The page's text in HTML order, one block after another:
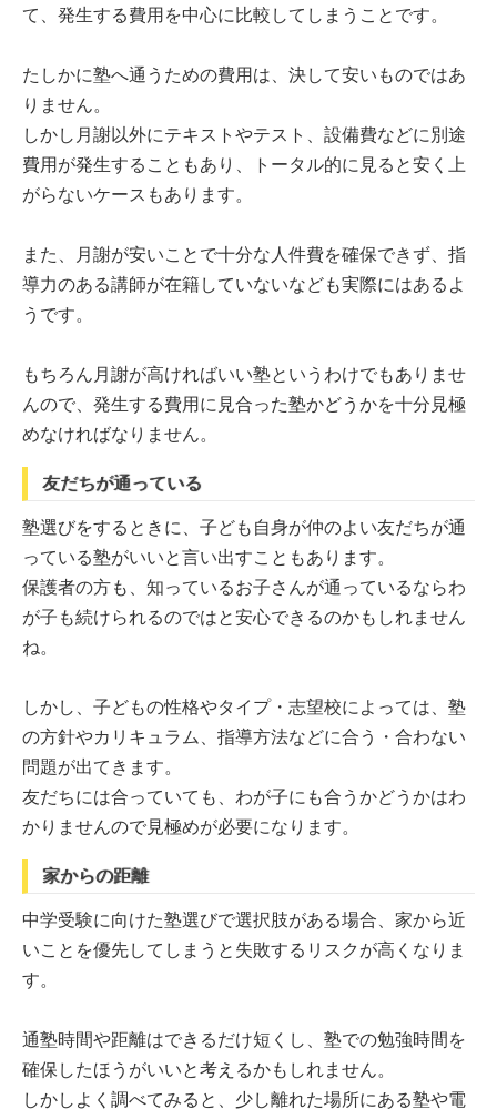
て、発生する費用を中心に比較してしまうことです。
たしかに塾へ通うための費用は、決して安いものではあ
りません。
しかし月謝以外にテキストやテスト、設備費などに別途
費用が発生することもあり、トータル的に見ると安く上
がらないケースもあります。
また、月謝が安いことで十分な人件費を確保できず、指
導力のある講師が在籍していないなども実際にはあるよ
うです。
もちろん月謝が高ければいい塾というわけでもありませ
んので、発生する費用に見合った塾かどうかを十分見極
めなければなりません。
友だちが通っている
塾選びをするときに、子ども自身が仲のよい友だちが通
っている塾がいいと言い出すこともあります。
保護者の方も、知っているお子さんが通っているならわ
が子も続けられるのではと安心できるのかもしれません
ね。
しかし、子どもの性格やタイプ・志望校によっては、塾
の方針やカリキュラム、指導方法などに合う・合わない
問題が出てきます。
友だちには合っていても、わが子にも合うかどうかはわ
かりませんので見極めが必要になります。
家からの距離
中学受験に向けた塾選びで選択肢がある場合、家から近
いことを優先してしまうと失敗するリスクが高くなりま
す。
通塾時間や距離はできるだけ短くし、塾での勉強時間を
確保したほうがいいと考えるかもしれません。
しかしよく調べてみると、少し離れた場所にある塾や電